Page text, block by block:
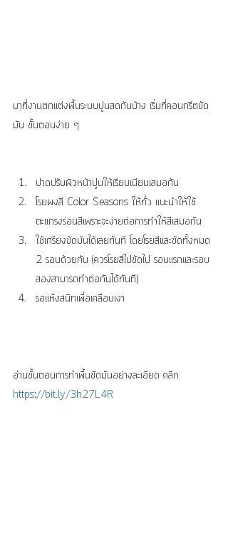
มาที่งานตกแต่งพื้นระบบปูนสดกันบ้าง เริ่มที่คอนกรีตขัด
มัน ขั้นตอนง่าย ๆ
ปาดปรับผิวหน้าปูนให้เรียบเนียนเสมอกัน
โรยผงสี Color Seasons ให้ทั่ว แนะนำให้ใช้
ตะแกรงร่อนสีเพราะจะง่ายต่อการทำให้สีเสมอกัน
ใช้เกรียงขัดมันได้เลยทันที โดยโรยสีและขัดทั้งหมด
2 รอบด้วยกัน (ควรโรยสีไปขัดไป รอบแรกและรอบ
สองสามารถทำต่อกันได้ทันที)
รอแห้งสนิทเพื่อเคลือบเงา
อ่านขั้นตอนการทำพื้นขัดมันอย่างละเอียด คลิก
https://bit.ly/3h27L4R